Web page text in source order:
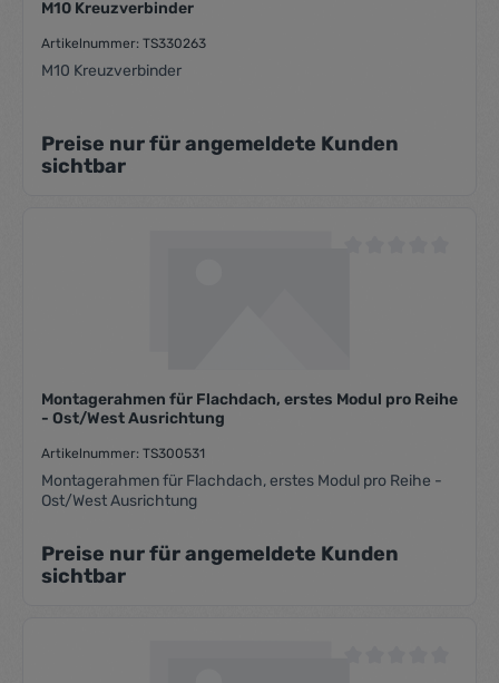
M10 Kreuzverbinder
Artikelnummer: TS330263
M10 Kreuzverbinder
Preise nur für angemeldete Kunden
sichtbar
Montagerahmen für Flachdach, erstes Modul pro Reihe
- Ost/West Ausrichtung
Artikelnummer: TS300531
Montagerahmen für Flachdach, erstes Modul pro Reihe -
Ost/West Ausrichtung
Preise nur für angemeldete Kunden
sichtbar